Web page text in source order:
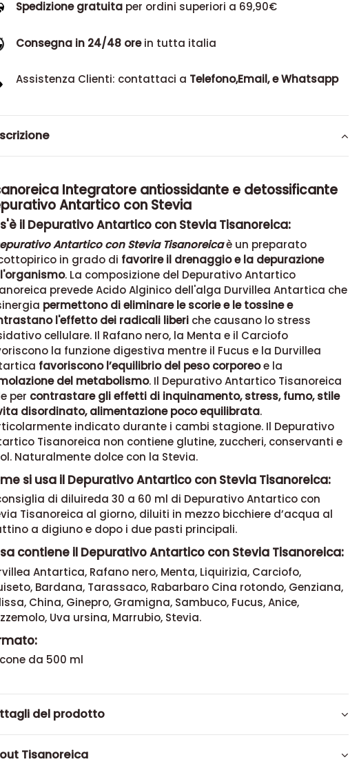
Spedizione gratuitaper ordini superiori a 69,90€
Consegna in 24/48 orein tutta italia
Assistenza Clienti: contattaci a Telefono,Email, e Whatsapp
Integratore antiossidante e detossificante
Antartico con Stevia
il Depurativo Antartico con Stevia Tisanoreica:
Antartico con Stevia Tisanoreicaè un preparato
in grado di favorire il drenaggio e la depurazione
. La composizione del Depurativo Antartico
prevede Acido Alginico dell'alga Durvillea Antartica che
permettono di eliminare le scorie e le tossine e
l'effetto dei radicali liberiche causano lo stress
cellulare. Il Rafano nero, la Menta e il Carciofo
la funzione digestiva mentre il Fucus e la Durvillea
favoriscono l’equilibrio del peso corporeoe la
del metabolismo. Il Depurativo Antartico Tisanoreica
per contrastare gli effetti di inquinamento, stress, fumo, stile
disordinato, alimentazione poco equilibrata.
indicato durante i cambi stagione. Il Depurativo
Tisanoreica non contiene glutine, zuccheri, conservanti e
Naturalmente dolce con la Stevia.
si usa il Depurativo Antartico con Stevia Tisanoreica:
di diluireda 30 a 60 ml di Depurativo Antartico con
Tisanoreica al giorno, diluiti in mezzo bicchiere d’acqua al
a digiuno e dopo i due pasti principali.
contiene il Depurativo Antartico con Stevia Tisanoreica:
Antartica, Rafano nero, Menta, Liquirizia, Carciofo,
Bardana, Tarassaco, Rabarbaro Cina rotondo, Genziana,
China, Ginepro, Gramigna, Sambuco, Fucus, Anice,
Uva ursina, Marrubio, Stevia.
da 500 ml
del prodotto
Tisanoreica